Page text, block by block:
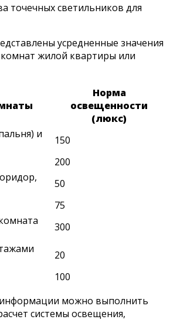
усредненные значения
жилой квартиры или
Норма
освещенности
(люкс)
и
150
200
50
75
300
20
100
можно выполнить
системы освещения,